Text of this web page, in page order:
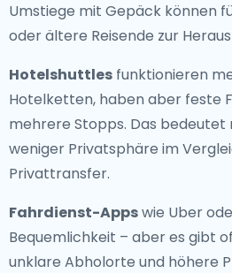
Umstiege mit Gepäck können
oder ältere Reisende zur
Hotelshuttles funktionieren
Hotelketten, haben aber feste
mehrere Stopps. Das
weniger Privatsphäre im
Privattransfer.
Fahrdienst-Appswie Uber
Bequemlichkeit – aber es gibt
unklare Abholorte und höhere